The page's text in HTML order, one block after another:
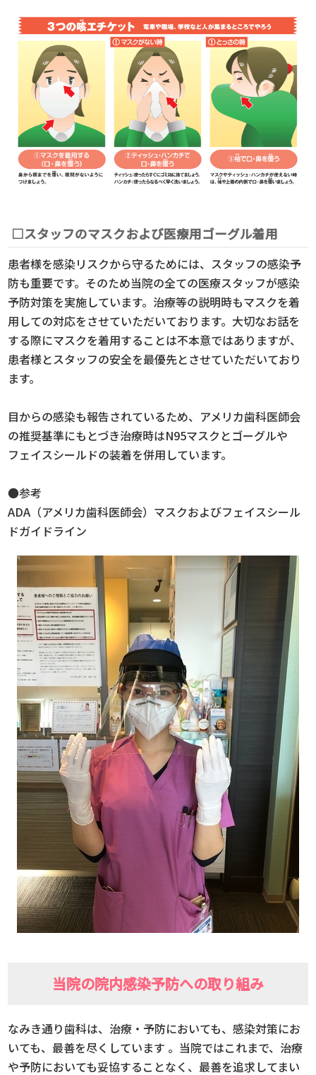
□スタッフのマスクおよび医療用ゴーグル着用
患者様を感染リスクから守るためには、スタッフの感染予
防も重要です。そのため当院の全ての医療スタッフが感染
予防対策を実施しています。治療等の説明時もマスクを着
用しての対応をさせていただいております。大切なお話を
する際にマスクを着用することは不本意ではありますが、
患者様とスタッフの安全を最優先とさせていただいており
ます。
目からの感染も報告されているため、アメリカ歯科医師会
の推奨基準にもとづき治療時はN95マスクとゴーグルや
フェイスシールドの装着を併用しています。
●参考
ADA（アメリカ歯科医師会）マスクおよびフェイスシール
ドガイドライン
当院の院内感染予防への取り組み
なみき通り歯科は、治療・予防においても、感染対策にお
いても、最善を尽くしています 。当院ではこれまで、治療
や予防においても妥協することなく、最善を追求してまい